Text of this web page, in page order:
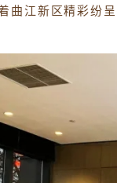
曲江新区精彩